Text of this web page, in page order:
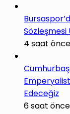
Sözleşmesi
4 saat önce
Edeceğiz
6 saat önce